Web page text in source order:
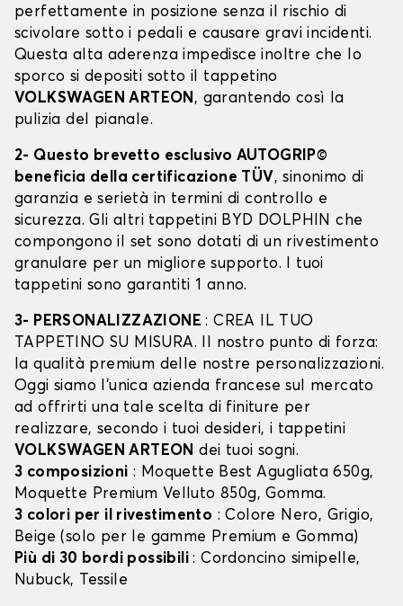
perfettamente in posizione senza il rischio di
scivolare sotto i pedali e causare gravi incidenti.
Questa alta aderenza impedisce inoltre che lo
sporco si depositi sotto il tappetino
VOLKSWAGEN ARTEON, garantendo così la
pulizia del pianale.
2- Questo brevetto esclusivo AUTOGRIP©
beneficia della certificazione TÜV, sinonimo di
garanzia e serietà in termini di controllo e
sicurezza. Gli altri tappetini BYD DOLPHIN che
compongono il set sono dotati di un rivestimento
granulare per un migliore supporto. I tuoi
tappetini sono garantiti 1 anno.
3- PERSONALIZZAZIONE: CREA IL TUO
TAPPETINO SU MISURA. Il nostro punto di forza:
la qualità premium delle nostre personalizzazioni.
Oggi siamo l’unica azienda francese sul mercato
ad offrirti una tale scelta di finiture per
realizzare, secondo i tuoi desideri, i tappetini
VOLKSWAGEN ARTEON dei tuoi sogni.
3 composizioni : Moquette Best Agugliata 650g,
Moquette Premium Velluto 850g, Gomma.
3 colori per il rivestimento : Colore Nero, Grigio,
Beige (solo per le gamme Premium e Gomma)
Più di 30 bordi possibili: Cordoncino simipelle,
Nubuck, Tessile